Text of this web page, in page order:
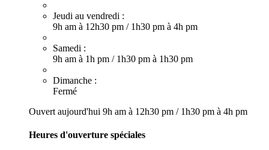
Jeudi au vendredi :
9h am à 12h30 pm / 1h30 pm à 4h pm
Samedi :
9h am à 1h pm / 1h30 pm à 1h30 pm
Dimanche :
Fermé
Ouvert aujourd'hui 9h am à 12h30 pm / 1h30 pm à 4h pm
Heures d'ouverture spéciales